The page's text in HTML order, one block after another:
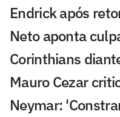
Endrick após
Neto aponta
Corinthians
Mauro Cezar
Neymar: